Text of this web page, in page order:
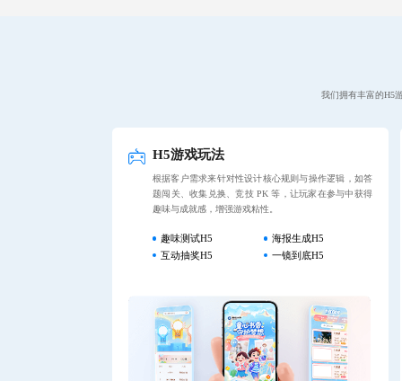
我们拥有丰富的H5
H5游戏玩法
根据客户需求来针对性设计核心规则与操作逻辑，如答
题闯关、收集兑换、竞技 PK 等，让玩家在参与中获得
趣味与成就感，增强游戏粘性。
趣味测试H5
海报生成H5
互动抽奖H5
一镜到底H5